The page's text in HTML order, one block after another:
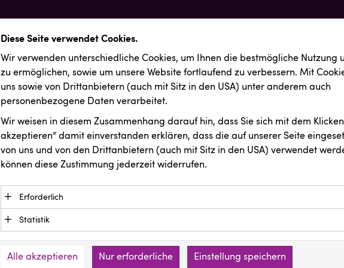
Diese Seite verwendet Cookies.
Wir verwenden unterschiedliche Cookies, um Ihnen die best­mögliche Nutzung
zu ermöglichen, sowie um unsere Website fortlaufend zu verbessern. Mit
uns sowie von Drittanbietern (auch mit Sitz in den USA) unter anderem auch
personenbezogene Daten verarbeitet.
Wir weisen in diesem Zusammenhang darauf hin, dass Sie sich mit dem
akzeptieren“ damit ein­ver­standen erklären, dass die auf unserer Seite
von uns und von den Drittanbietern (auch mit Sitz in den USA) verwendet
können diese Zustimmung jederzeit widerrufen.
Erforderlich
Essenzielle Cookies ermöglichen grundlegende Funktionen und sind für die
Funktion der Website erforderlich. Diese Cookies speichern keine
Daten und werden an keine Dritten übermittelt.
Anbieter: Eigentümer der Website (Erstanbieter)
Statistik
verstehen, wie unsere Besucher unsere Website nutzen.
Alle akzeptieren Nur erforderliche Einstellung speichern